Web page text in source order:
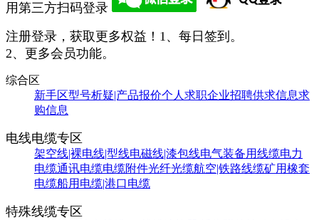
用第三方扫码登录
注册登录，获取更多权益！ 1、每日签到。
2、更多会员功能。
综合区
新手区型号析疑|产品报价个人求职企业招聘供求信息求
购信息
电线电缆专区
架空线|裸电线|型线电磁线|漆包线电气装备用线缆电力
电缆通讯电缆电缆附件光纤光缆航空|铁路线缆矿用橡套
电缆船用电缆|港口电缆
特殊线缆专区